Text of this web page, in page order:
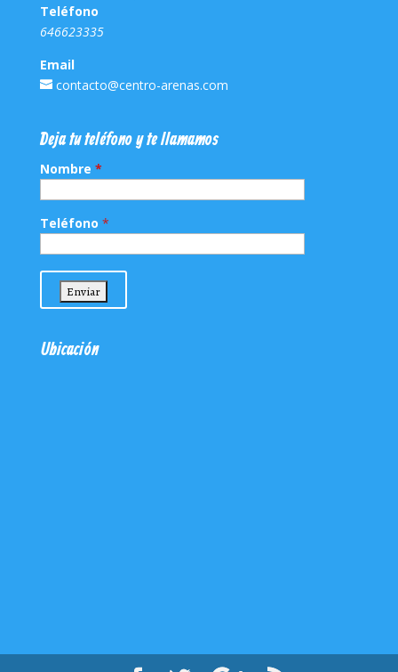
Teléfono
646623335
Email
contacto@centro-arenas.com
Deja tu teléfono y te llamamos
Nombre *
Teléfono *
Ubicación